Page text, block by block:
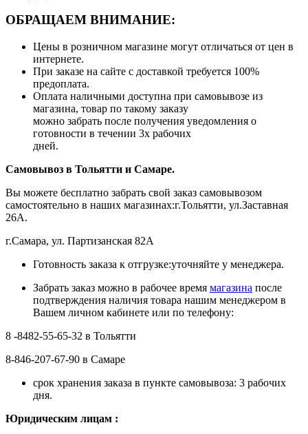
ОБРАЩАЕМ ВНИМАНИЕ:
Цены в розничном магазине могут отличаться от цен в
интернете.
При заказе на сайте с доставкой требуется 100%
предоплата.
Оплата наличными доступна при самовывозе из
магазина, товар по такому заказу
можно забрать после получения уведомления о
готовности в течении 3х рабочих
дней.
Самовывоз в Тольятти и Самаре.
Вы можете бесплатно забрать свой заказ самовывозом
самостоятельно в наших магазинах:г.Тольятти, ул.Заставная
26А.
г.Самара, ул. Партизанская 82А
Готовность заказа к отгрузке:уточняйте у менеджера.
Забрать заказ можно в рабочее время магазина после
подтверждения наличия товара нашим менеджером в
Вашем личном кабинете или по телефону:
8 -8482-55-65-32 в Тольятти
8-846-207-67-90 в Самаре
срок хранения заказа в пункте самовывоза: 3 рабочих
дня.
Юридическим лицам :